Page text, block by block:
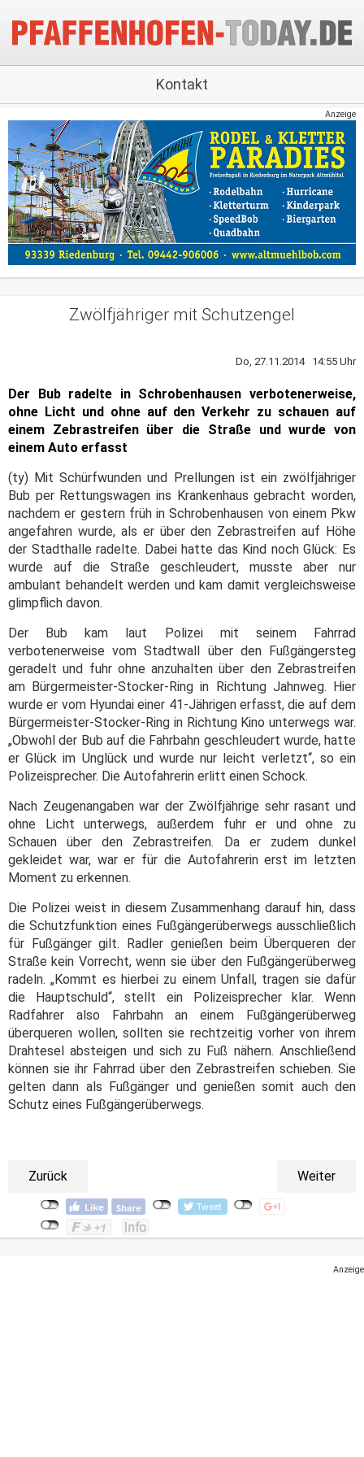
Kontakt
Anzeige
Zwölfjähriger mit Schutzengel
Do, 27.11.2014 14:55 Uhr
Der Bub radelte in Schrobenhausen verbotenerweise,
ohne Licht und ohne auf den Verkehr zu schauen auf
einem Zebrastreifen über die Straße und wurde von
einem Auto erfasst
(ty) Mit Schürfwunden und Prellungen ist ein zwölfjähriger
Bub per Rettungswagen ins Krankenhaus gebracht worden,
nachdem er gestern früh in Schrobenhausen von einem Pkw
angefahren wurde, als er über den Zebrastreifen auf Höhe
der Stadthalle radelte. Dabei hatte das Kind noch Glück: Es
wurde auf die Straße geschleudert, musste aber nur
ambulant behandelt werden und kam damit vergleichsweise
glimpflich davon.
Der Bub kam laut Polizei mit seinem Fahrrad
verbotenerweise vom Stadtwall über den Fußgängersteg
geradelt und fuhr ohne anzuhalten über den Zebrastreifen
am Bürgermeister-Stocker-Ring in Richtung Jahnweg. Hier
wurde er vom Hyundai einer 41-Jährigen erfasst, die auf dem
Bürgermeister-Stocker-Ring in Richtung Kino unterwegs war.
„Obwohl der Bub auf die Fahrbahn geschleudert wurde, hatte
er Glück im Unglück und wurde nur leicht verletzt“, so ein
Polizeisprecher. Die Autofahrerin erlitt einen Schock.
Nach Zeugenangaben war der Zwölfjährige sehr rasant und
ohne Licht unterwegs, außerdem fuhr er und ohne zu
Schauen über den Zebrastreifen. Da er zudem dunkel
gekleidet war, war er für die Autofahrerin erst im letzten
Moment zu erkennen.
Die Polizei weist in diesem Zusammenhang darauf hin, dass
die Schutzfunktion eines Fußgängerüberwegs ausschließlich
für Fußgänger gilt. Radler genießen beim Überqueren der
Straße kein Vorrecht, wenn sie über den Fußgängerüberweg
radeln. „Kommt es hierbei zu einem Unfall, tragen sie dafür
die Hauptschuld“, stellt ein Polizeisprecher klar. Wenn
Radfahrer also Fahrbahn an einem Fußgängerüberweg
überqueren wollen, sollten sie rechtzeitig vorher von ihrem
Drahtesel absteigen und sich zu Fuß nähern. Anschließend
können sie ihr Fahrrad über den Zebrastreifen schieben. Sie
gelten dann als Fußgänger und genießen somit auch den
Schutz eines Fußgängerüberwegs.
Zurück Weiter
Anzeige